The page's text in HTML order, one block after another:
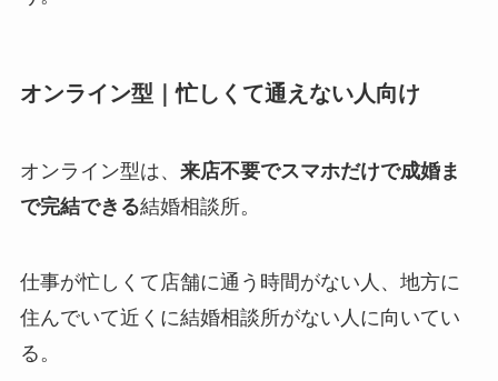
オンライン型｜忙しくて通えない人向け
オンライン型は、 来店不要でスマホだけで成婚ま
で完結できる結婚相談所。
仕事が忙しくて店舗に通う時間がない人、地方に
住んでいて近くに結婚相談所がない人に向いてい
る。